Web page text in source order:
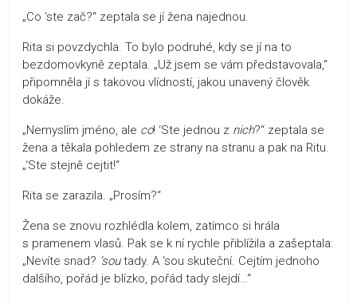
„Co ‘ste zač?“ zeptala se jí žena najednou.
Rita si povzdychla. To bylo podruhé, kdy se jí na to
bezdomovkyně zeptala. „Už jsem se vám představovala,“
připomněla jí s takovou vlídností, jakou unavený člověk
dokáže.
„Nemyslím jméno, ale co! ‘Ste jednou z nich?“ zeptala se
žena a těkala pohledem ze strany na stranu a pak na Ritu.
„‘Ste stejně cejtit!“
Rita se zarazila. „Prosím?“
Žena se znovu rozhlédla kolem, zatímco si hrála
s pramenem vlasů. Pak se k ní rychle přiblížila a zašeptala:
„Nevíte snad? ‘soutady. A ‘sou skuteční. Cejtím jednoho
dalšího, pořád je blízko, pořád tady slejdí…“